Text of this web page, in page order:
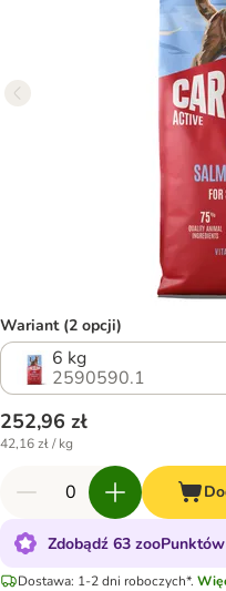
Wariant (2 opcji)
6 kg
2590590.1
252,96 zł
42,16 zł / kg
Zdobądź 63
Dostawa: 1-2 dni roboczych*.